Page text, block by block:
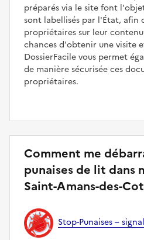
préparés via le site font
sont labellisés par l'État, afin
propriétaires sur leur
chances d'obtenir une visite
DossierFacile vous permet
de manière sécurisée ces
propriétaires.
Comment me
punaises de lit dans
Saint-Amans-des-
Stop-Punaises –